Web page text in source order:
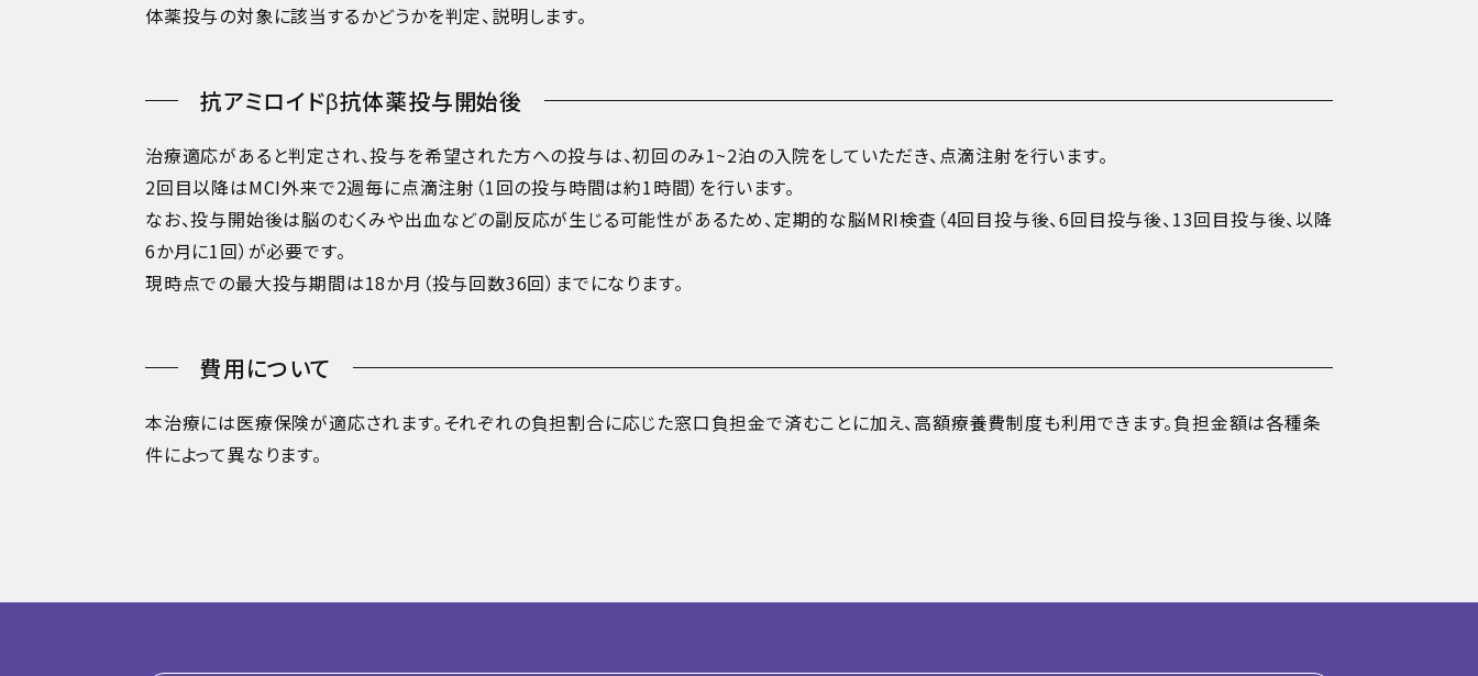
体薬投与の対象に該当するかどうかを判定、説明します。
抗アミロイドβ抗体薬投与開始後
治療適応があると判定され、投与を希望された方への投与は、初回のみ1~2泊の入院をしていただき、点滴注射を行います。
2回目以降はMCI外来で2週毎に点滴注射（1回の投与時間は約1時間）を行います。
なお、投与開始後は脳のむくみや出血などの副反応が生じる可能性があるため、定期的な脳MRI検査（4回目投与後、6回目投与後、13回目投与後、以降
6か月に1回）が必要です。
現時点での最大投与期間は18か月（投与回数36回）までになります。
費用について
本治療には医療保険が適応されます。それぞれの負担割合に応じた窓口負担金で済むことに加え、高額療養費制度も利用できます。負担金額は各種条
件によって異なります。